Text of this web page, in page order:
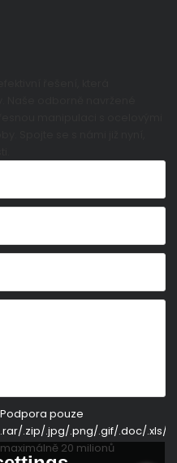
Podpora pouze
.rar/.zip/.jpg/.png/.gif/.doc/.xls/
maximálně 20 milionů